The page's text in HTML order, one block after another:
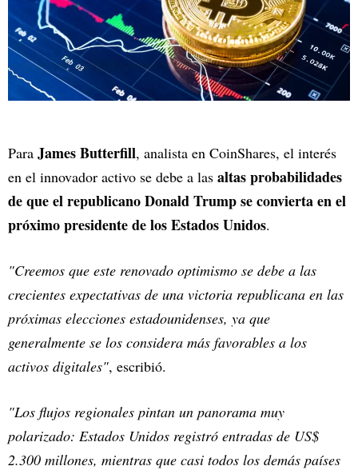
Para James Butterfill, analista en CoinShares, el interés
en el innovador activo se debe a las altas probabilidades
de que el republicano Donald Trump se convierta en el
próximo presidente de los Estados Unidos.
"Creemos que este renovado optimismo se debe a las
crecientes expectativas de una victoria republicana en las
próximas elecciones estadounidenses, ya que
generalmente se los considera más favorables a los
activos digitales", escribió.
"Los flujos regionales pintan un panorama muy
polarizado: Estados Unidos registró entradas de US$
2.300 millones, mientras que casi todos los demás países